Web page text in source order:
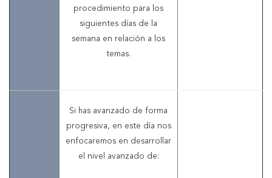
procedimiento para los
siguientes días de la
semana en relación a los
temas.
Si has avanzado de forma
progresiva, en este día nos
enfocaremos en desarrollar
el nivel avanzado de: